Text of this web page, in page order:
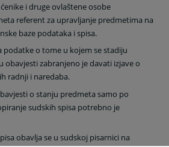
i druge ovlaštene osobe
referent za upravljanje predmetima na
baze podataka i spisa.
podatke o tome u kojem se stadiju
obavjesti zabranjeno je davati izjave o
radnji i naredaba.
o stanju predmeta samo po
sudskih spisa potrebno je
obavlja se u sudskoj pisarnici na